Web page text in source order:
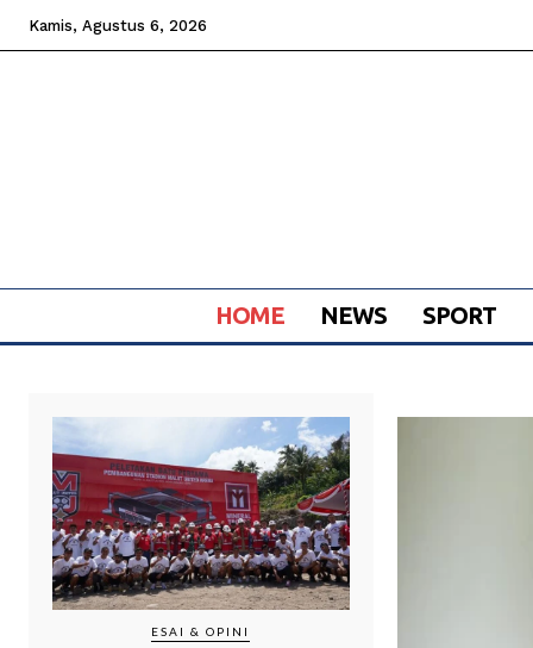
Kamis, Agustus 6, 2026
HOME NEWS SPORT
ESAI & OPINI